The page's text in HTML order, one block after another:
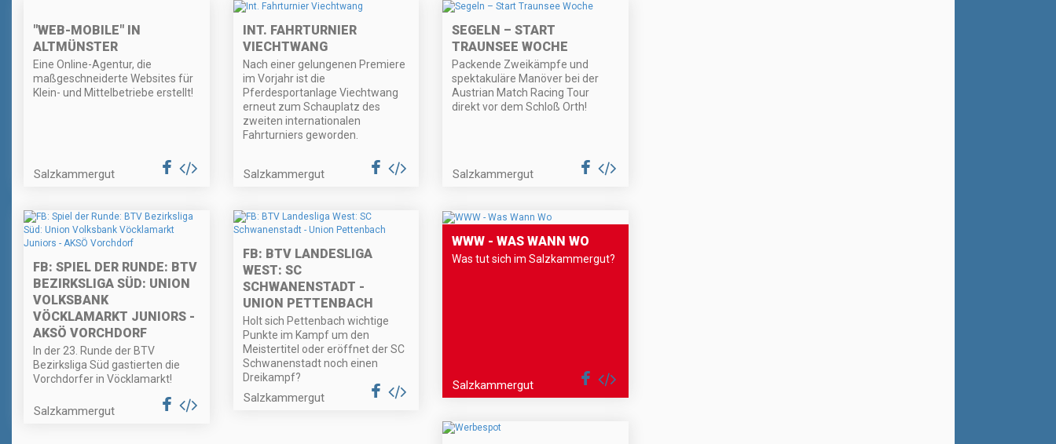
"WEB-MOBILE" IN
ALTMÜNSTER
Eine Online-Agentur, die
maßgeschneiderte Websites für
Klein- und Mittelbetriebe erstellt!
Salzkammergut
INT. FAHRTURNIER
VIECHTWANG
Nach einer gelungenen Premiere
im Vorjahr ist die
Pferdesportanlage Viechtwang
erneut zum Schauplatz des
zweiten internationalen
Fahrturniers geworden.
Salzkammergut
SEGELN – START
TRAUNSEE WOCHE
Packende Zweikämpfe und
spektakuläre Manöver bei der
Austrian Match Racing Tour
direkt vor dem Schloß Orth!
Salzkammergut
FB: SPIEL DER RUNDE: BTV
BEZIRKSLIGA SÜD: UNION
VOLKSBANK
VÖCKLAMARKT JUNIORS -
AKSÖ VORCHDORF
In der 23. Runde der BTV
Bezirksliga Süd gastierten die
Vorchdorfer in Vöcklamarkt!
Salzkammergut
FB: BTV LANDESLIGA
WEST: SC
SCHWANENSTADT -
UNION PETTENBACH
Holt sich Pettenbach wichtige
Punkte im Kampf um den
Meistertitel oder eröffnet der SC
Schwanenstadt noch einen
Dreikampf?
Salzkammergut
WWW - WAS WANN WO
Was tut sich im Salzkammergut?
Salzkammergut